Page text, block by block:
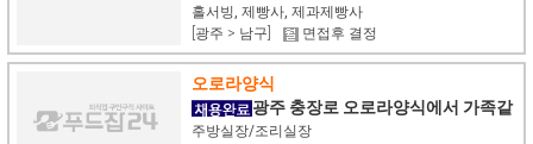
다
홀서빙, 제빵사, 제과제빵사
[광주 > 남구]
면접후 결정
오로라양식
광주 충장로 오로라양식에서 가족같
은 주방실장,주방직원 구합니다
주방실장/조리실장